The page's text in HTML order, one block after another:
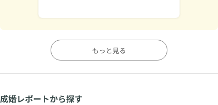
もっと見る
成婚レポートから探す